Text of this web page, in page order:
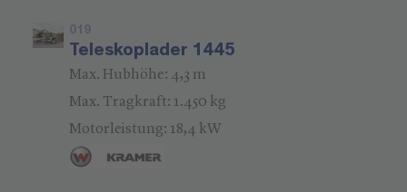
019
Teleskoplader 1445
Max. Hubhöhe: 4,3 m
Max. Tragkraft: 1.450 kg
Motorleistung: 18,4 kW